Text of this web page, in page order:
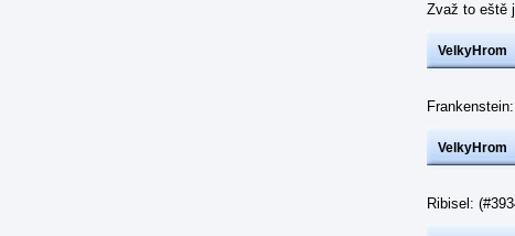
Zvaž to eště
VelkyHrom
VelkyHrom
Ribisel: